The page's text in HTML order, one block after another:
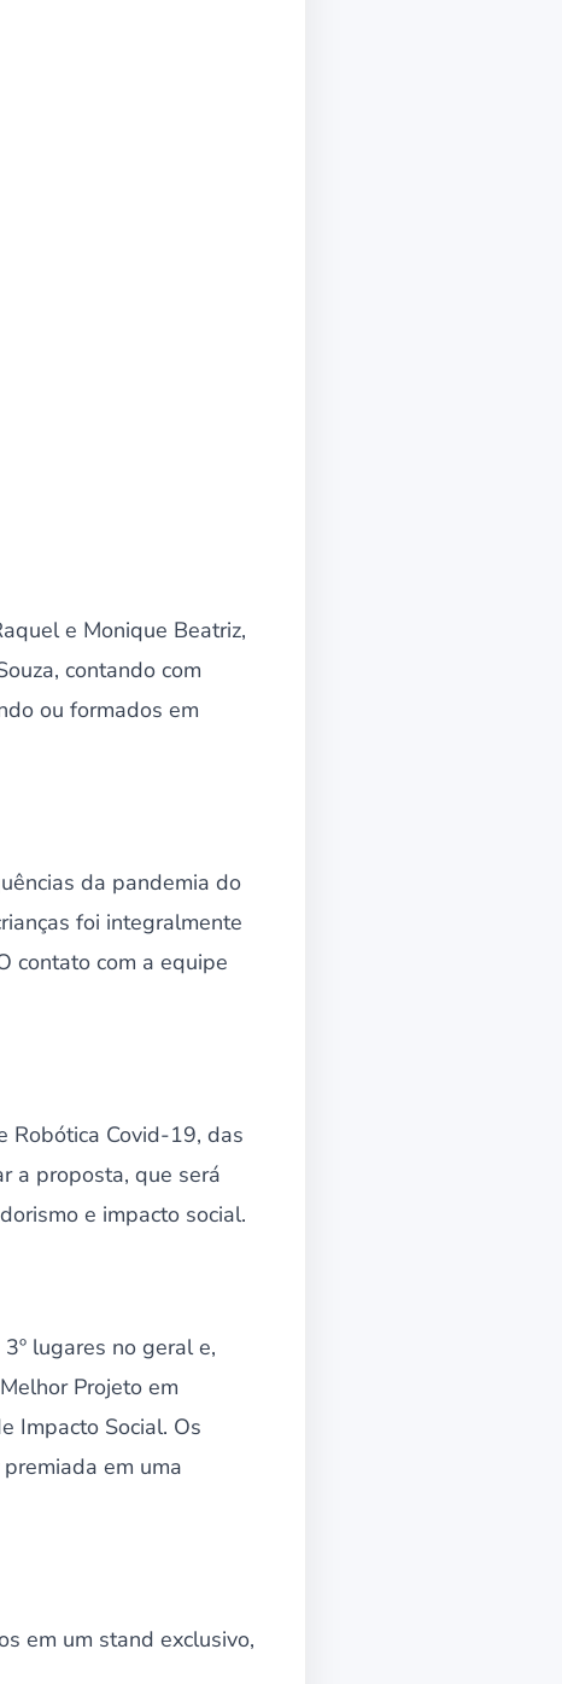
e Monique Beatriz,
contando com
ou formados em
da pandemia do
foi integralmente
contato com a equipe
Robótica Covid-19, das
a proposta, que será
e impacto social.
lugares no geral e,
Projeto em
Impacto Social. Os
em uma
em um stand exclusivo,